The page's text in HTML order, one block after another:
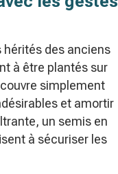
hérités des anciens
à être plantés sur
simplement
et amortir
un semis en
à sécuriser les